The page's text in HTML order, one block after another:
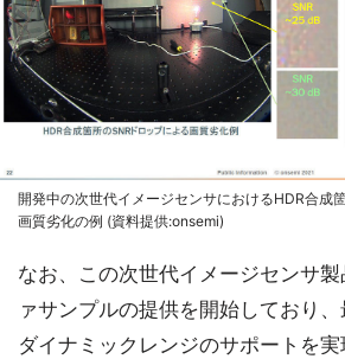
開発中の次世代イメージセンサにおけるHDR合成
画質劣化の例 (資料提供:onsemi)
なお、この次世代イメージセンサ
ァサンプルの提供を開始しており
ダイナミックレンジのサポートを実